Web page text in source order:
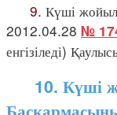
9. Күші
2012.04.28 №
енгізіледі)
10. Күші